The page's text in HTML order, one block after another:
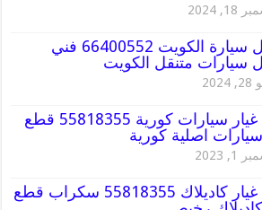
2024
تظليل سيارة الكويت 66400552 فني
سيارات متنقل الكويت
قطع غيار سيارات كورية 55818355 قطع
اصلية كورية
2023
قطع غيار كاديلاك 55818355 سكراب قطع